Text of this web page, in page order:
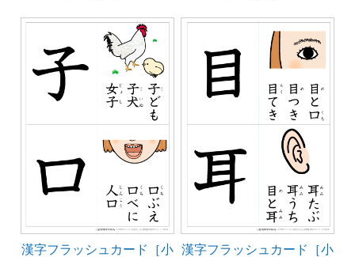
漢字フラッシュカード［小 漢字フラッシュカード［小